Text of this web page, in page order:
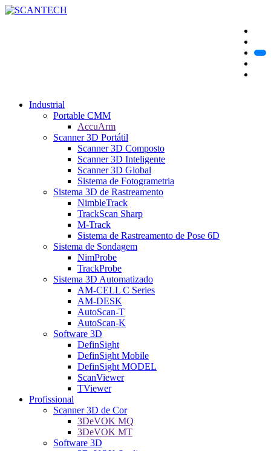
Industrial
Portable CMM
AccuArm
Scanner 3D Portátil
Scanner 3D Composto
Scanner 3D Inteligente
Scanner 3D Global
Sistema de Fotogrametria
Sistema 3D de Rastreamento
NimbleTrack
TrackScan Sharp
M-Track
Sistema de Rastreamento de Pose 6D
Sistema de Sondagem
NimProbe
TrackProbe
Sistema 3D Automatizado
AM-CELL C Series
AM-DESK
AutoScan-T
AutoScan-K
Software 3D
DefinSight
DefinSight Mobile
DefinSight MODEL
ScanViewer
TViewer
Profissional
Scanner 3D de Cor
3DeVOK MQ
3DeVOK MT
Software 3D